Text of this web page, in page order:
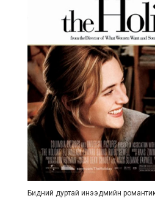
Бидний дуртай инээдмийн